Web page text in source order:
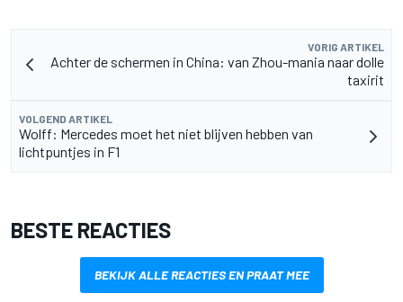
VORIG ARTIKEL
Achter de schermen in China: van Zhou-mania naar dolle
taxirit
VOLGEND ARTIKEL
Wolff: Mercedes moet het niet blijven hebben van
lichtpuntjes in F1
BESTE REACTIES
BEKIJK ALLE REACTIES EN PRAAT MEE